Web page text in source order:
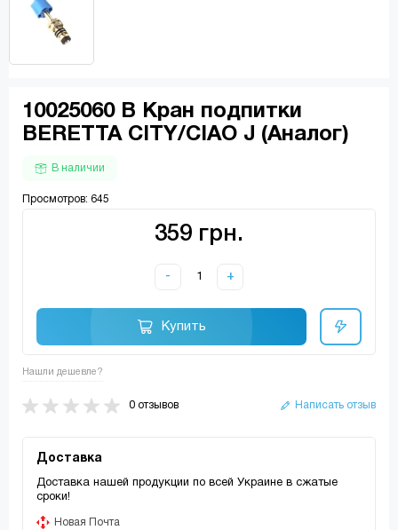
10025060 В Кран подпитки
BERETTA СITY/CIAO J (Аналог)
В наличии
Просмотров: 645
359 грн.
- +
Купить
Нашли дешевле?
0 отзывов Написать отзыв
Доставка
Доставка нашей продукции по всей Украине в сжатые
сроки!
Новая Почта